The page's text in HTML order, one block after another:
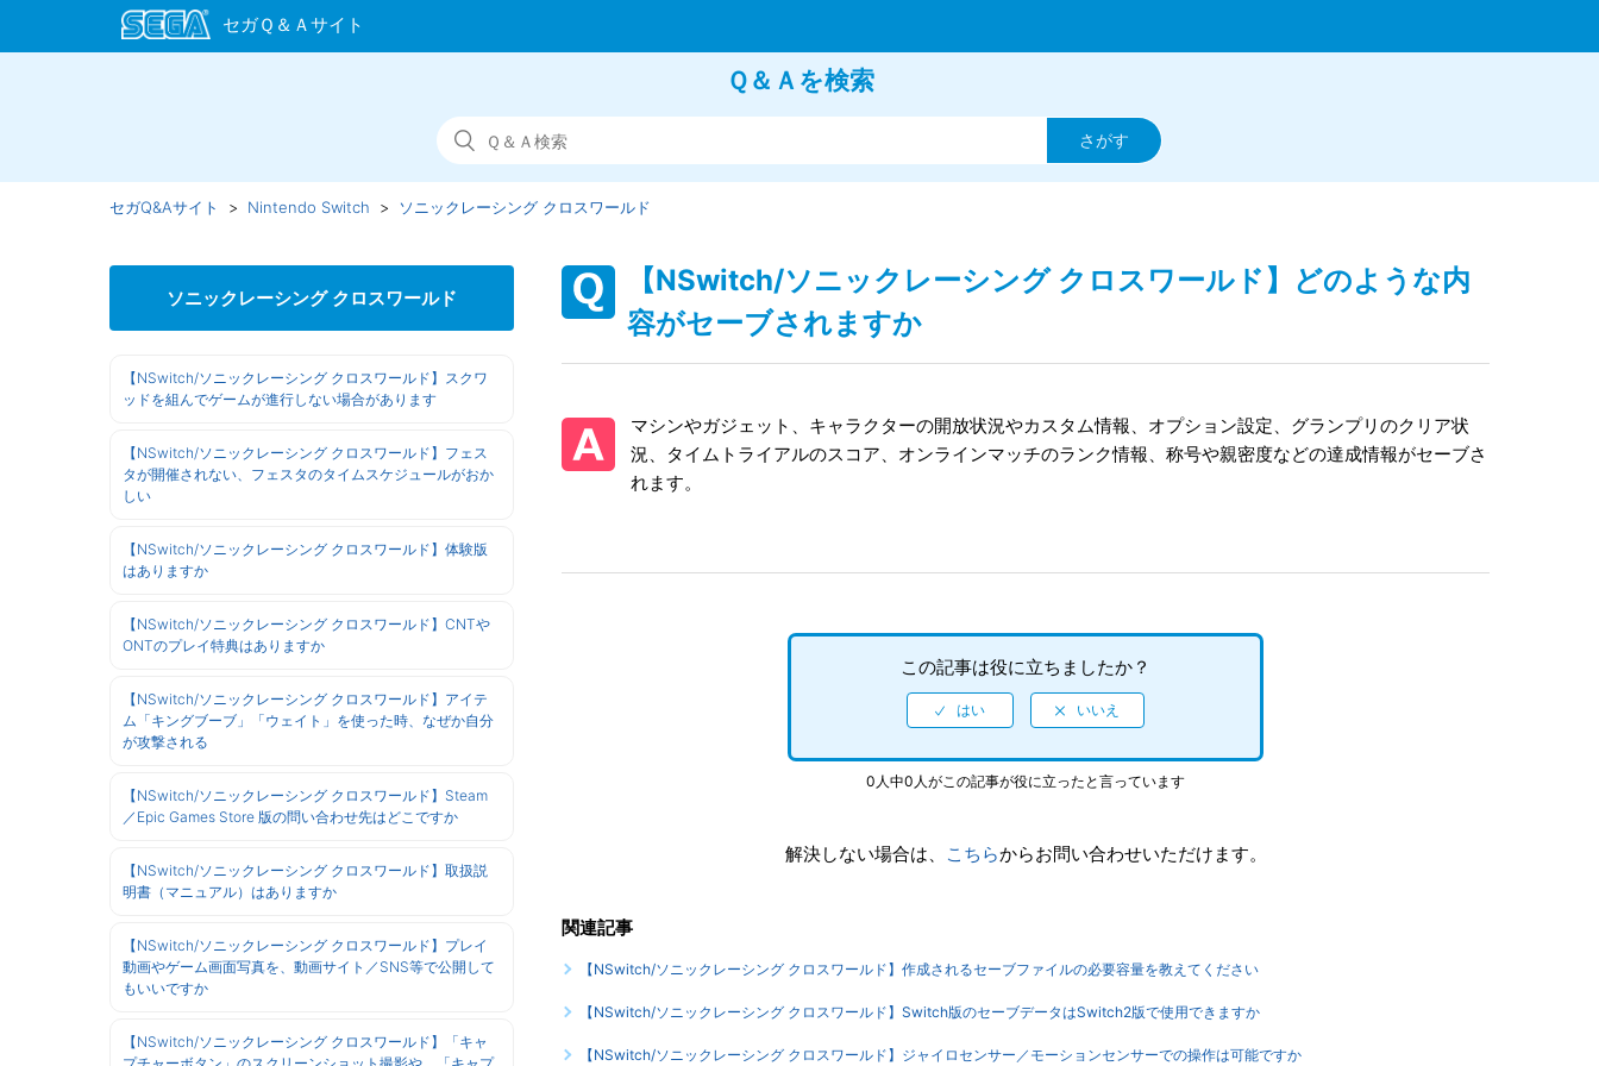
Ｑ＆Ａを検索
セガQ&Aサイト Nintendo Switch ソニックレーシング クロスワールド
ソニックレーシング クロスワールド
【NSwitch/ソニックレーシング クロスワールド】スクワ
ッドを組んでゲームが進行しない場合があります
【NSwitch/ソニックレーシング クロスワールド】フェス
タが開催されない、フェスタのタイムスケジュールがおか
しい
【NSwitch/ソニックレーシング クロスワールド】体験版
はありますか
【NSwitch/ソニックレーシング クロスワールド】CNTや
ONTのプレイ特典はありますか
【NSwitch/ソニックレーシング クロスワールド】アイテ
ム「キングブーブ」「ウェイト」を使った時、なぜか自分
が攻撃される
【NSwitch/ソニックレーシング クロスワールド】Steam
／Epic Games Store 版の問い合わせ先はどこですか
【NSwitch/ソニックレーシング クロスワールド】取扱説
明書（マニュアル）はありますか
【NSwitch/ソニックレーシング クロスワールド】プレイ
動画やゲーム画面写真を、動画サイト／SNS等で公開して
もいいですか
【NSwitch/ソニックレーシング クロスワールド】「キャ
【NSwitch/ソニックレーシング クロスワールド】どのような内
容がセーブされますか
マシンやガジェット、キャラクターの開放状況やカスタム情報、オプション設定、グランプリのクリア状
況、タイムトライアルのスコア、オンラインマッチのランク情報、称号や親密度などの達成情報がセーブさ
れます。
この記事は役に立ちましたか？
0人中0人がこの記事が役に立ったと言っています
解決しない場合は、 こちらからお問い合わせいただけます。
関連記事
【NSwitch/ソニックレーシング クロスワールド】作成されるセーブファイルの必要容量を教えてください
【NSwitch/ソニックレーシング クロスワールド】Switch版のセーブデータはSwitch2版で使用できますか
【NSwitch/ソニックレーシング クロスワールド】ジャイロセンサー／モーションセンサーでの操作は可能ですか